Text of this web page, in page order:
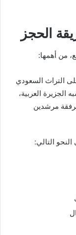
الحجز
من أهمها:
التراث السعودي
الجزيرة العربية،
قطعة أثرية برفقة مرشدين
التالي: